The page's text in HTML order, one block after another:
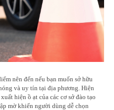
nên đến nếu bạn muốn sở hữu
và uy tín tại địa phương. Hiện
hiện ồ ạt của các cơ sở đào tạo
mờ khiến người dùng dễ chọn